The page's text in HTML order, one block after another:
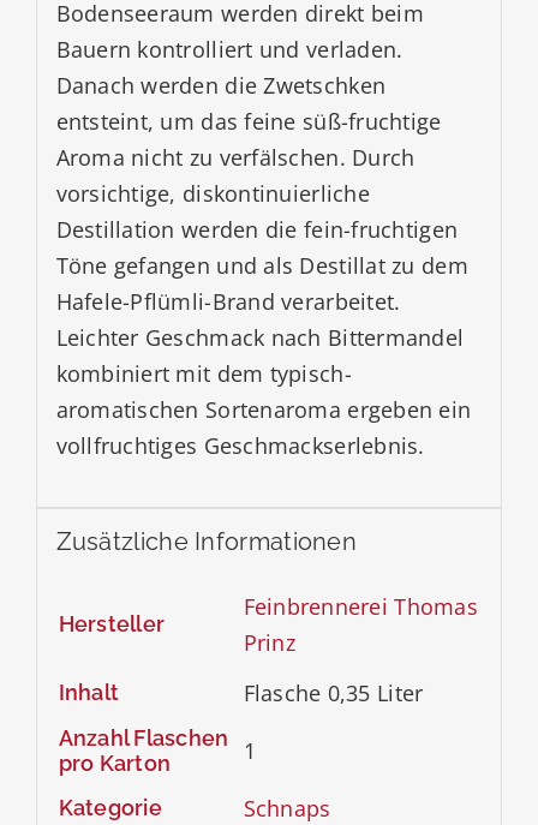
Bodenseeraum werden direkt beim
Bauern kontrolliert und verladen.
Danach werden die Zwetschken
entsteint, um das feine süß-fruchtige
Aroma nicht zu verfälschen. Durch
vorsichtige, diskontinuierliche
Destillation werden die fein-fruchtigen
Töne gefangen und als Destillat zu dem
Hafele-Pflümli-Brand verarbeitet.
Leichter Geschmack nach Bittermandel
kombiniert mit dem typisch-
aromatischen Sortenaroma ergeben ein
vollfruchtiges Geschmackserlebnis.
Zusätzliche Informationen
Hersteller
Feinbrennerei Thomas
Prinz
Inhalt Flasche 0,35 Liter
Anzahl Flaschen
pro Karton
1
Kategorie Schnaps